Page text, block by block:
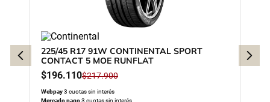
225/45 R17 91W CONTINENTAL SPORT
CONTACT 5 MOE RUNFLAT
$196.110$217.900
Webpay3 cuotas sin interés
Mercado pago3 cuotas sin interés